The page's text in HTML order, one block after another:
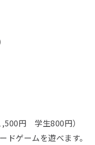
円 学生800円）
ゲームを遊べます。